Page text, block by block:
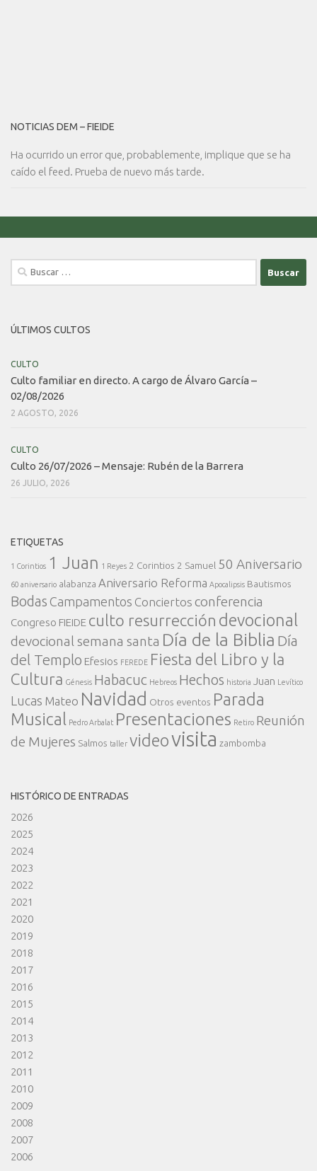
NOTICIAS DEM – FIEIDE
Ha ocurrido un error que, probablemente, implique que se ha
caído el feed. Prueba de nuevo más tarde.
Buscar:
ÚLTIMOS CULTOS
CULTO
Culto familiar en directo. A cargo de Álvaro García –
02/08/2026
2 AGOSTO, 2026
CULTO
Culto 26/07/2026 – Mensaje: Rubén de la Barrera
26 JULIO, 2026
ETIQUETAS
1 Corintios 1 Juan 1 Reyes 2 Corintios 2 Samuel 50 Aniversario
60 aniversario alabanza Aniversario Reforma Apocalipsis Bautismos
Bodas Campamentos Conciertos conferencia
Congreso FIEIDE culto resurrección devocional
devocional semana santa Día de la Biblia Día
del Templo Efesios FEREDE Fiesta del Libro y la
Cultura Génesis Habacuc Hebreos Hechos historia Juan Levítico
Lucas Mateo Navidad Otros eventos Parada
Musical Pedro Arbalat Presentaciones Retiro Reunión
de Mujeres Salmos taller videovisita zambomba
HISTÓRICO DE ENTRADAS
2026
2025
2024
2023
2022
2021
2020
2019
2018
2017
2016
2015
2014
2013
2012
2011
2010
2009
2008
2007
2006